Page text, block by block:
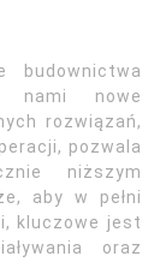
budownictwa
nami nowe
rozwiązań,
pozwala
niższym
aby w pełni
kluczowe jest
oraz